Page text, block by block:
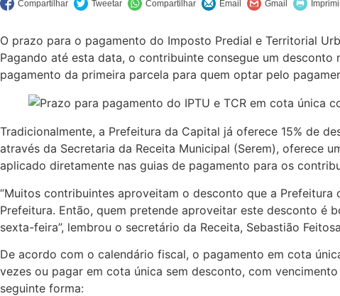
O prazo para o pagamento do Imposto Predial e Territorial
Pagando até esta data, o contribuinte consegue um
pagamento da primeira parcela para quem optar pelo
Tradicionalmente, a Prefeitura da Capital já oferece 15% de
através da Secretaria da Receita Municipal (Serem), oferece
aplicado diretamente nas guias de pagamento para os
“Muitos contribuintes aproveitam o desconto que a
Prefeitura. Então, quem pretende aproveitar este desconto é
sexta-feira”, lembrou o secretário da Receita, Sebastião
De acordo com o calendário fiscal, o pagamento em cota
vezes ou pagar em cota única sem desconto, com
seguinte forma: